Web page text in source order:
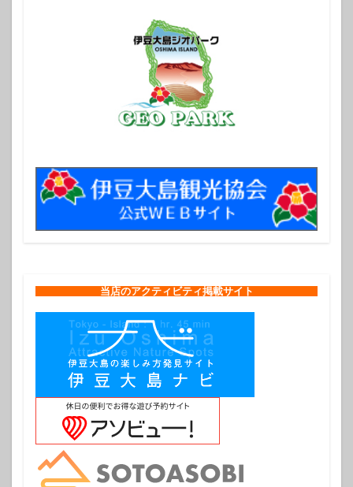
当店のアクティビティ掲載サイト